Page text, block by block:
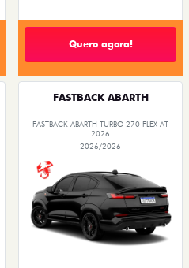
Quero agora!
FASTBACK ABARTH
FASTBACK ABARTH TURBO 270 FLEX AT
2026
2026/2026